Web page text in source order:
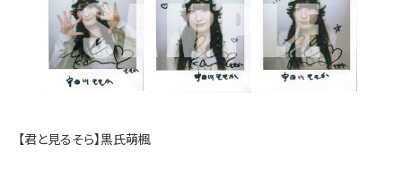
【君と見るそら】黒氏萌楓